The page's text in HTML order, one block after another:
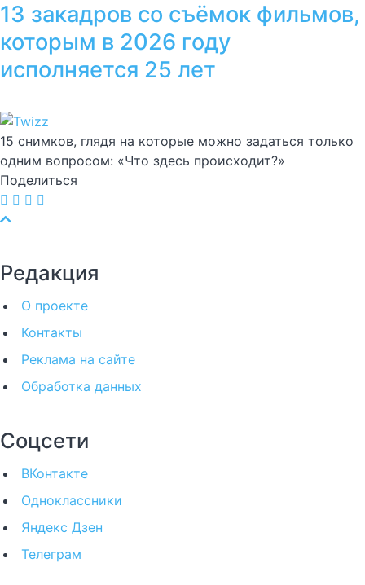
13 закадров со съёмок фильмов,
которым в 2026 году
исполняется 25 лет
15 снимков, глядя на которые можно задаться только
одним вопросом: «Что здесь происходит?»
Поделиться
Редакция
О проекте
Контакты
Реклама на сайте
Обработка данных
Соцсети
ВКонтакте
Одноклассники
Яндекс Дзен
Телеграм